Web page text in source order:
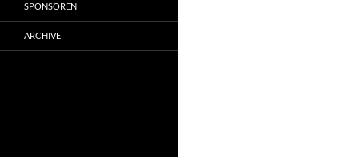
SPONSOREN
ARCHIVE